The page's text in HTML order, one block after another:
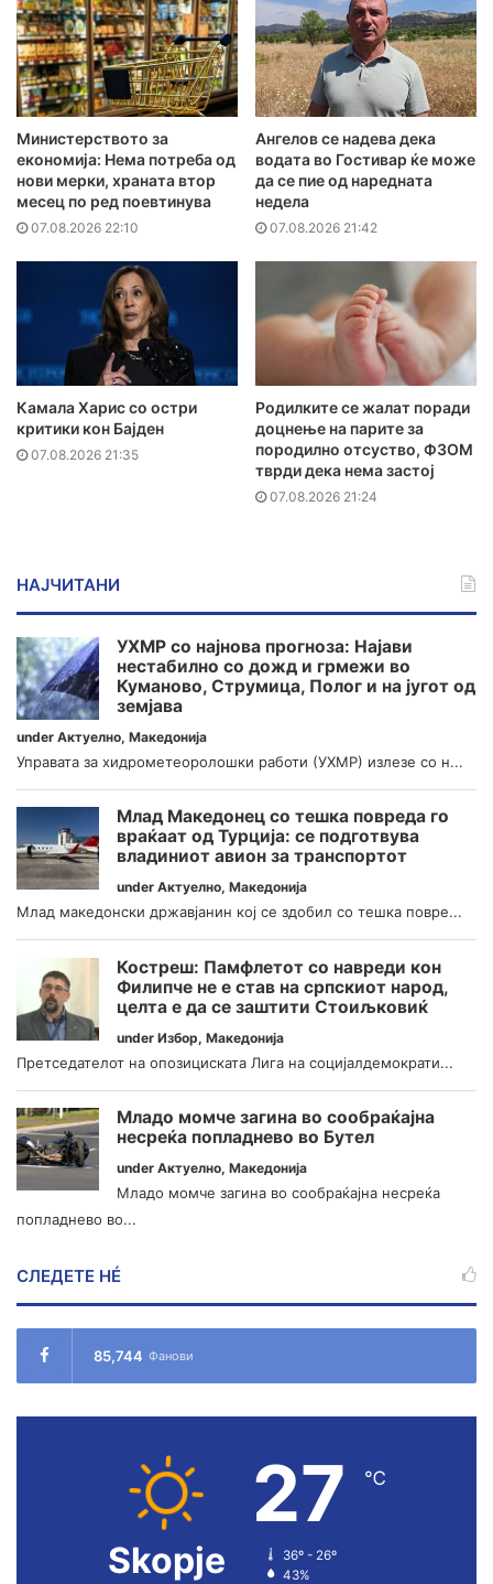
Министерството за
економија: Нема потреба од
нови мерки, храната втор
месец по ред поевтинува
07.08.2026 22:10
Ангелов се надева дека
водата во Гостивар ќе може
да се пие од наредната
недела
07.08.2026 21:42
Камала Харис со остри
критики кон Бајден
07.08.2026 21:35
Родилките се жалат поради
доцнење на парите за
породилно отсуство, ФЗОМ
тврди дека нема застој
07.08.2026 21:24
НАЈЧИТАНИ
УХМР со најнова прогноза: Најави
нестабилно со дожд и грмежи во
Куманово, Струмица, Полог и на југот од
земјава
under Актуелно, Македонија
Управата за хидрометеоролошки работи (УХМР) излезе со н...
Млад Македонец со тешка повреда го
враќаат од Турција: се подготвува
владиниот авион за транспортот
under Актуелно, Македонија
Млад македонски државјанин кој се здобил со тешка повре...
Костреш: Памфлетот со навреди кон
Филипче не е став на српскиот народ,
целта е да се заштити Стоиљковиќ
under Избор, Македонија
Претседателот на опозициската Лига на социјалдемократи...
Младо момче загина во сообраќајна
несреќа попладнево во Бутел
under Актуелно, Македонија
Младо момче загина во сообраќајна несреќа
попладнево во...
СЛЕДЕТЕ НÉ
85,744 Фанови
Skopje
27 ℃
36º - 26º
43%